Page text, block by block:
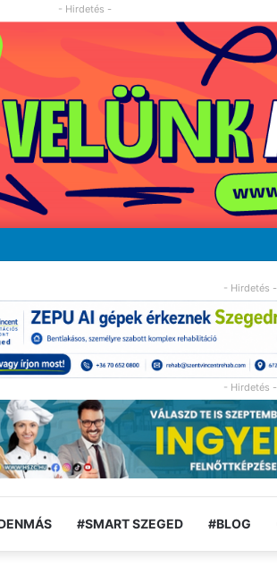
- Hirdetés -
- Hirdetés -
- Hirdetés -
#SMART SZEGED #BLOG